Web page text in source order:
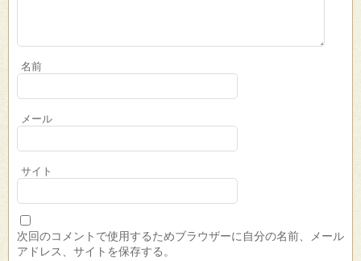
名前
メール
サイト
次回のコメントで使用するためブラウザーに自分の名前、メール
アドレス、サイトを保存する。